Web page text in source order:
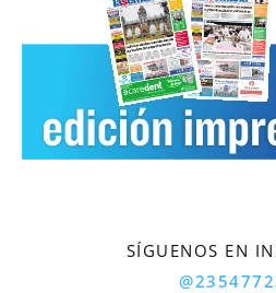
SÍGUENOS EN